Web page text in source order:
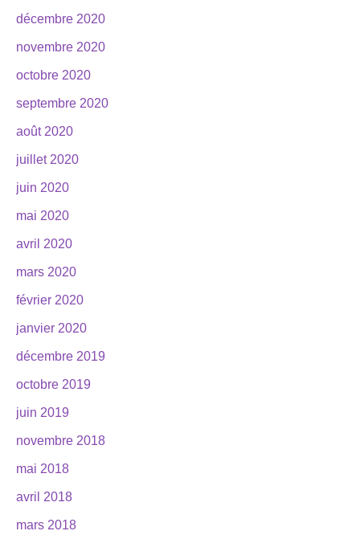
décembre 2020
novembre 2020
octobre 2020
septembre 2020
août 2020
juillet 2020
juin 2020
mai 2020
avril 2020
mars 2020
février 2020
janvier 2020
décembre 2019
octobre 2019
juin 2019
novembre 2018
mai 2018
avril 2018
mars 2018